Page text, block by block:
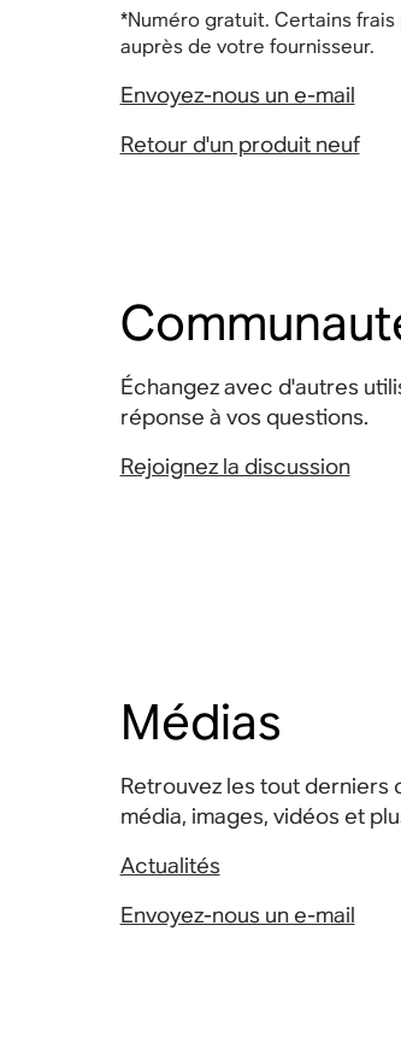
*Numéro gratuit. Certains
auprès de votre fournisseur.
Envoyez-nous un e-mail
Retour d'un produit neuf
Échangez avec d'autres
réponse à vos questions.
Rejoignez la discussion
Médias
Retrouvez les tout derniers
média, images, vidéos et
Actualités
Envoyez-nous un e-mail